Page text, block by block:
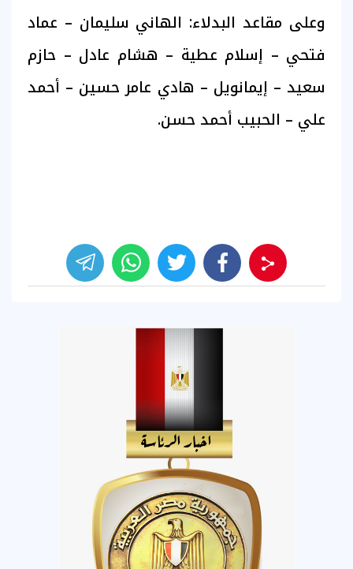
وعلى مقاعد البدلاء: الهاني سليمان – عماد
فتحي – إسلام عطية – هشام عادل – حازم
سعيد – إيمانويل – هادي عامر حسين – أحمد
علي – الحبيب أحمد حسن.